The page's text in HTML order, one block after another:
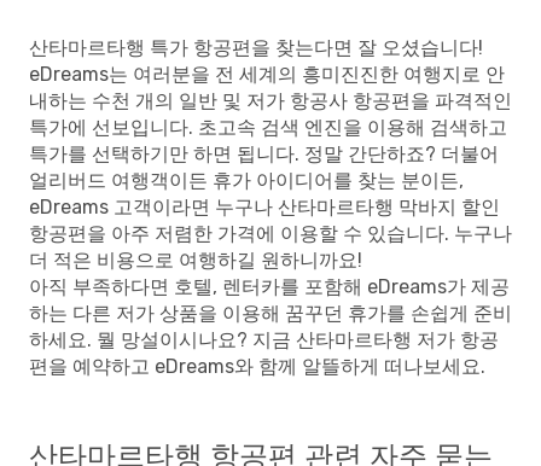
산타마르타행 특가 항공편을 찾는다면 잘 오셨습니다!
eDreams는 여러분을 전 세계의 흥미진진한 여행지로 안
내하는 수천 개의 일반 및 저가 항공사 항공편을 파격적인
특가에 선보입니다. 초고속 검색 엔진을 이용해 검색하고
특가를 선택하기만 하면 됩니다. 정말 간단하죠? 더불어
얼리버드 여행객이든 휴가 아이디어를 찾는 분이든,
eDreams 고객이라면 누구나 산타마르타행 막바지 할인
항공편을 아주 저렴한 가격에 이용할 수 있습니다. 누구나
더 적은 비용으로 여행하길 원하니까요!
아직 부족하다면 호텔, 렌터카를 포함해 eDreams가 제공
하는 다른 저가 상품을 이용해 꿈꾸던 휴가를 손쉽게 준비
하세요. 뭘 망설이시나요? 지금 산타마르타행 저가 항공
편을 예약하고 eDreams와 함께 알뜰하게 떠나보세요.
산타마르타행 항공편 관련 자주 묻는